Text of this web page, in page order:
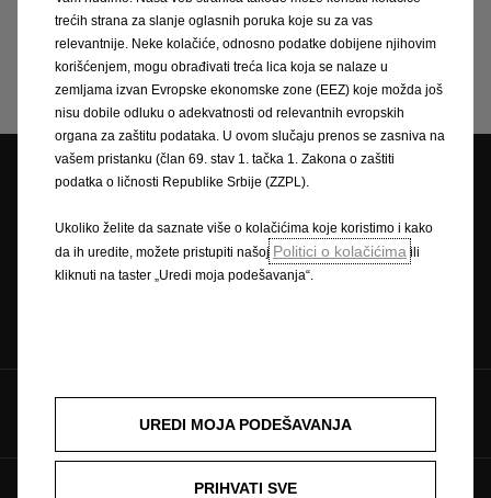
Kreiraj zahtev
Lokator dilera Test Vožnja Zatražite Ponudu
Pratite nas preko
trećih strana za slanje oglasnih poruka koje su za vas
relevantnije. Neke kolačiće, odnosno podatke dobijene njihovim
korišćenjem, mogu obrađivati treća lica koja se nalaze u
zemljama izvan Evropske ekonomske zone (EEZ) koje možda još
nisu dobile odluku o adekvatnosti od relevantnih evropskih
organa za zaštitu podataka. U ovom slučaju prenos se zasniva na
vašem pristanku (član 69. stav 1. tačka 1. Zakona o zaštiti
podatka o ličnosti Republike Srbije (ZZPL).
Ukoliko želite da saznate više o kolačićima koje koristimo i kako
da ih uredite, možete pristupiti našoj Politici o kolačićima ili
kliknuti na taster „Uredi moja podešavanja“.
UREDI MOJA PODEŠAVANJA
PRIHVATI SVE